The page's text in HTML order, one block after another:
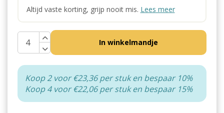
Altijd vaste korting, grijp nooit mis. Lees meer
In winkelmandje
Koop 2 voor €23,36 per stuk en bespaar 10%
Koop 4 voor €22,06 per stuk en bespaar 15%